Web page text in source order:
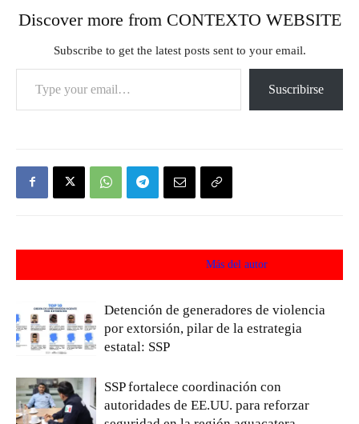
Discover more from CONTEXTO WEBSITE
Subscribe to get the latest posts sent to your email.
Type your email…
Suscribirse
Más del autor
Detención de generadores de violencia
por extorsión, pilar de la estrategia
estatal: SSP
SSP fortalece coordinación con
autoridades de EE.UU. para reforzar